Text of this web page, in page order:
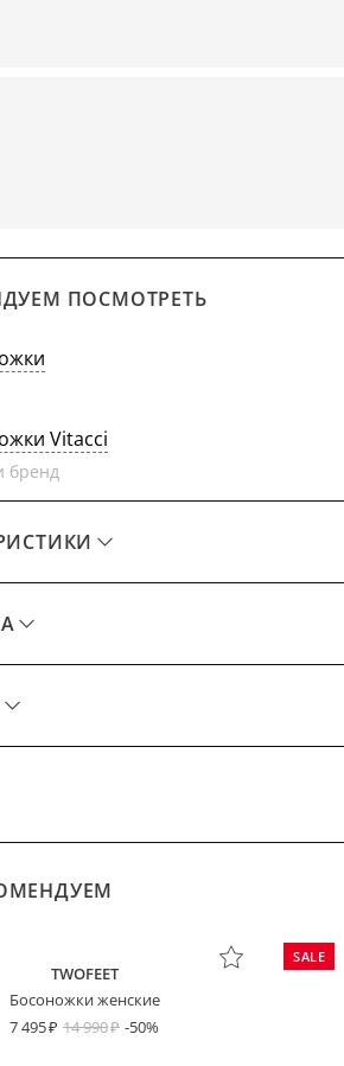
ПОСМОТРЕТЬ
Vitacci
бренд
TWOFEET
Босоножки женские
7 495
14 990 -50%
SALE